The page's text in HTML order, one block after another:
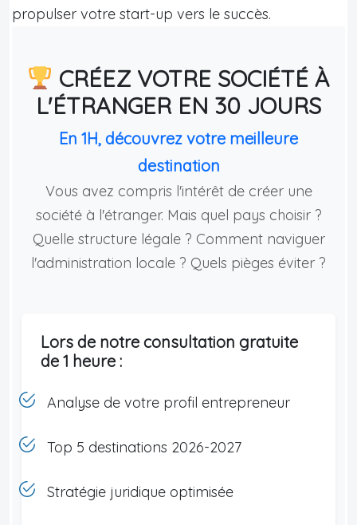
propulser votre start-up vers le succès.
CRÉEZ VOTRE SOCIÉTÉ À
L'ÉTRANGER EN 30 JOURS
En 1H, découvrez votre meilleure
destination
Vous avez compris l'intérêt de créer une
société à l'étranger. Mais quel pays choisir ?
Quelle structure légale ? Comment naviguer
l'administration locale ? Quels pièges éviter ?
Lors de notre consultation gratuite
de 1 heure :
Analyse de votre profil entrepreneur
Top 5 destinations 2026-2027
Stratégie juridique optimisée